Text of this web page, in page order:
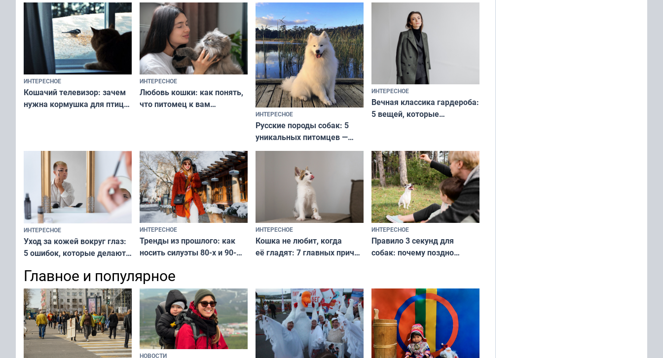
ИНТЕРЕСНОЕ
Кошачий телевизор: зачем
нужна кормушка для птиц
ИНТЕРЕСНОЕ
Любовь кошки: как понять,
что питомец к вам
ИНТЕРЕСНОЕ
Русские породы собак: 5
уникальных питомцев —
национальные сокровища
и характером
ИНТЕРЕСНОЕ
Вечная классика гардероба:
5 вещей, которые
и актуально в любой сезон
ИНТЕРЕСНОЕ
Уход за кожей вокруг глаз:
5 ошибок, которые делают
и вернуть свежий взгляд
без дорогих средств
ИНТЕРЕСНОЕ
Тренды из прошлого: как
носить силуэты 80-х и 90-
современно и стильно без
переплат
ИНТЕРЕСНОЕ
Кошка не любит, когда
её гладят: 7 главных причин
независимому питомцу
ИНТЕРЕСНОЕ
Правило 3 секунд для
собак: почему поздно
питомцу всё сразу и без
криков
Главное и популярное
НОВОСТИ